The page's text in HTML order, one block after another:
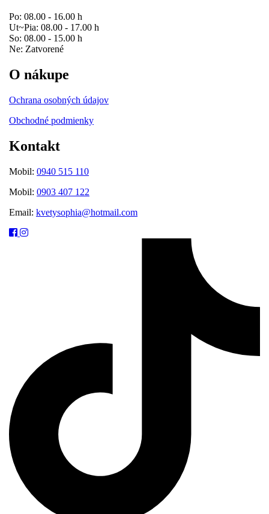
Po: 08.00 - 16.00 h
Ut~Pia: 08.00 - 17.00 h
So: 08.00 - 15.00 h
Ne: Zatvorené
O nákupe
Ochrana osobných údajov
Obchodné podmienky
Kontakt
Mobil: 0940 515 110
Mobil: 0903 407 122
Email: kvetysophia@hotmail.com